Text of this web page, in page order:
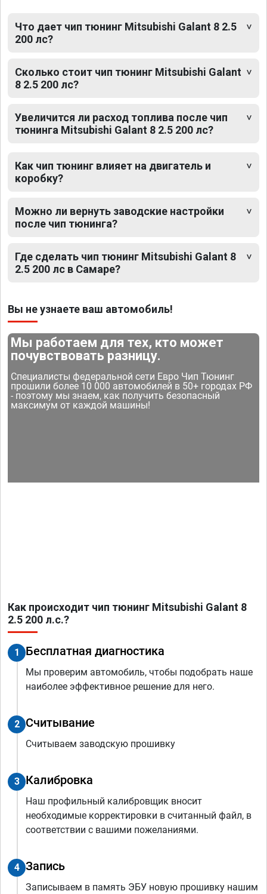
Что дает чип тюнинг Mitsubishi Galant 8 2.5
200 лс?
Сколько стоит чип тюнинг Mitsubishi Galant
8 2.5 200 лс?
Увеличится ли расход топлива после чип
тюнинга Mitsubishi Galant 8 2.5 200 лс?
Как чип тюнинг влияет на двигатель и
коробку?
Можно ли вернуть заводские настройки
после чип тюнинга?
Где сделать чип тюнинг Mitsubishi Galant 8
2.5 200 лс в Самаре?
Вы не узнаете ваш автомобиль!
Мы работаем для тех, кто может
почувствовать разницу.
Специалисты федеральной сети Евро Чип Тюнинг
прошили более 10 000 автомобилей в 50+ городах РФ
- поэтому мы знаем, как получить безопасный
максимум от каждой машины!
Как происходит чип тюнинг Mitsubishi Galant 8
2.5 200 л.с.?
1 Бесплатная диагностика
Мы проверим автомобиль, чтобы подобрать наше
наиболее эффективное решение для него.
2 Считывание
Считываем заводскую прошивку
3 Калибровка
Наш профильный калибровщик вносит
необходимые корректировки в считанный файл, в
соответствии с вашими пожеланиями.
4 Запись
Записываем в память ЭБУ новую прошивку нашим